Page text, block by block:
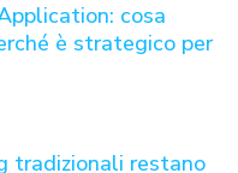
cosa
è strategico per
tradizionali restano